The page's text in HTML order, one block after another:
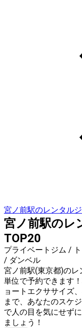
宮ノ前駅のレンタル
宮ノ前駅のレ
TOP20
プライベートジム /
/ ダンベル
宮ノ前駅(東京都)の
単位で予約できます
ョートエクササイズ
まで、あなたのスケ
で人の目を気にせず
ましょう！